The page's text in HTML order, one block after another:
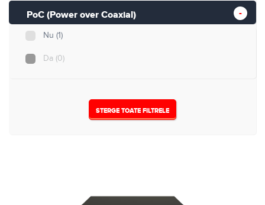
PoC (Power over Coaxial)
Nu (1)
Da (0)
STERGE TOATE FILTRELE